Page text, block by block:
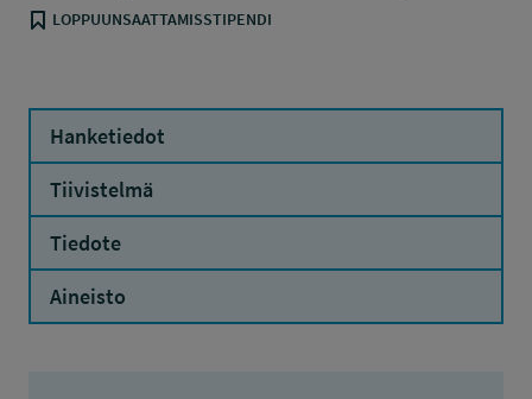
LOPPUUNSAATTAMISSTIPENDI
Hanketiedot
Tiivistelmä
Tiedote
Aineisto